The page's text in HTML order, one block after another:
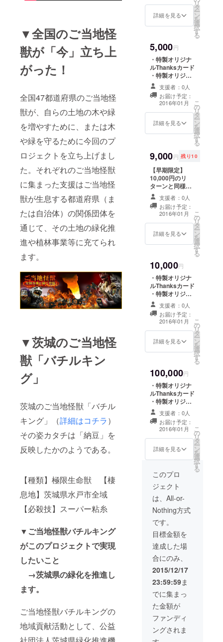
▼全国のご当地怪
獣が「今」立ち上
がった！
全国47都道府県のご当地怪
獣が、自らの土地の木や緑
を増やすために、または木
や緑を守るために今回のプ
ロジェクトを立ち上げまし
た。それぞれのご当地怪獣
に集まった支援はご当地怪
獣が生息する都道府県（ま
たは自治体）の関係団体を
通じて、その土地の緑化推
進や植林事業等に充てられ
ます。
▼茨城のご当地怪
獣「バチルキン
グ」
茨城のご当地怪獣「バチル
キング」（詳細はコチラ）
その姿カタチは「納豆」を
反映したかのようである。
【種類】極限生命獣 【棲
息地】茨城県水戸市全域
【必殺技】スーパー粘糸
▼ご当地怪獣バチルキング
がこのプロジェクトで実現
したいこと
→茨城県の緑化を推進し
ます。
ご当地怪獣バチルキングの
地域貢献活動として、公益
詳細を見る
リ
タ
ー
ン
を
選
択
す
る
5,000円
・特製オリジナ
ルThanksカード
・特製オリジナ
ルＴシャツ
支援者：0人
お届け予定：
2016年01月
詳細を見る
こ
の
リ
タ
ー
ン
を
選
択
す
る
9,000円 残り10
【早期限定】
10,000円のリ
ターンと同様で
す。 ・特製オリ
ジナルThanks
カード ・特製オ
リジナルカン
バッジ ・特製怪
獣図鑑（全ライ
支援者：0人
お届け予定：
2016年01月
詳細を見る
こ
の
リ
タ
ー
ン
を
選
択
す
る
10,000円
・特製オリジナ
ルThanksカード
・特製オリジナ
ルカンバッジ ・
特製怪獣図鑑
（全ラインナッ
プ）
支援者：0人
お届け予定：
2016年01月
詳細を見る
こ
の
リ
タ
ー
ン
を
選
択
す
る
100,000円
・特製オリジナ
ルThanksカード
・特製オリジナ
ルカンバッジ ・
特製オリジナル
Ｔシャツ ・特製
怪獣図鑑（全ラ
インナップ） ・
ご当地怪獣バチ
支援者：0人
お届け予定：
2016年01月
詳細を見る
こ
の
リ
タ
ー
ン
を
選
択
す
る
このプロ
ジェクト
は、All-or-
Nothing方式
です。
目標金額を
達成した場
合にのみ、
2015/12/17
23:59:59ま
でに集まっ
た金額が
ファンディ
ングされま